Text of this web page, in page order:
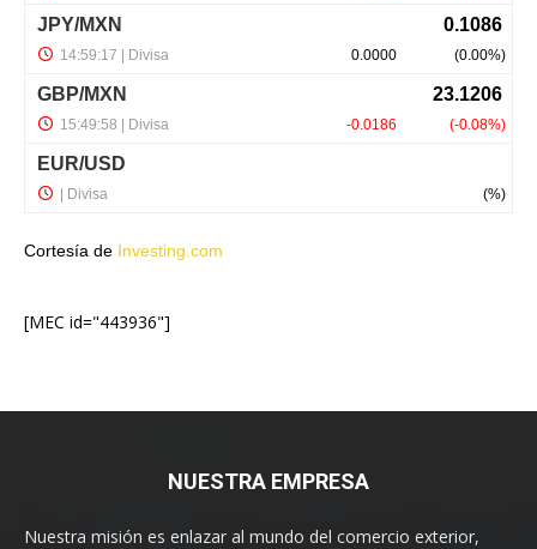
Cortesía de Investing.com
[MEC id="443936"]
NUESTRA EMPRESA
Nuestra misión es enlazar al mundo del comercio exterior,